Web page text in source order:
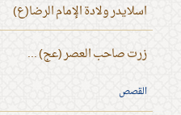
اسلايدر ولادة الإمام الرضا(ع)
زرت صاحب العصر (عج) ...
القصص